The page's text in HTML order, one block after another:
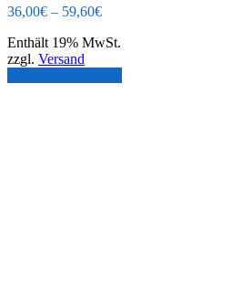
36,00€ – 59,60€
Enthält 19% MwSt.
zzgl. Versand